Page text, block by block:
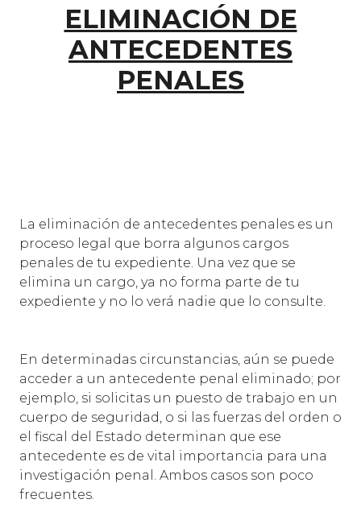
ELIMINACIÓN DE
ANTECEDENTES
PENALES
La eliminación de antecedentes penales es un
proceso legal que borra algunos cargos
penales de tu expediente. Una vez que se
elimina un cargo, ya no forma parte de tu
expediente y no lo verá nadie que lo consulte.
En determinadas circunstancias, aún se puede
acceder a un antecedente penal eliminado; por
ejemplo, si solicitas un puesto de trabajo en un
cuerpo de seguridad, o si las fuerzas del orden o
el fiscal del Estado determinan que ese
antecedente es de vital importancia para una
investigación penal. Ambos casos son poco
frecuentes.